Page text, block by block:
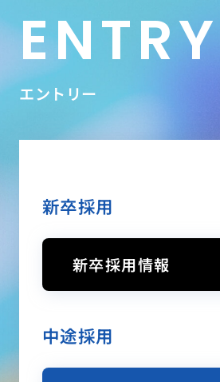
ENTRY
エントリー
新卒採用
新卒採用情報
中途採用